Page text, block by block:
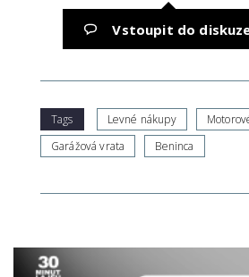
Vstoupit do
Tags Levné nákupy
Garážová vrata
Beninca